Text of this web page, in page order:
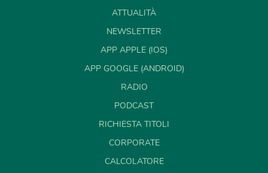
ATTUALITÀ
NEWSLETTER
APP APPLE (IOS)
APP GOOGLE (ANDROID)
RADIO
PODCAST
RICHIESTA TITOLI
CORPORATE
CALCOLATORE